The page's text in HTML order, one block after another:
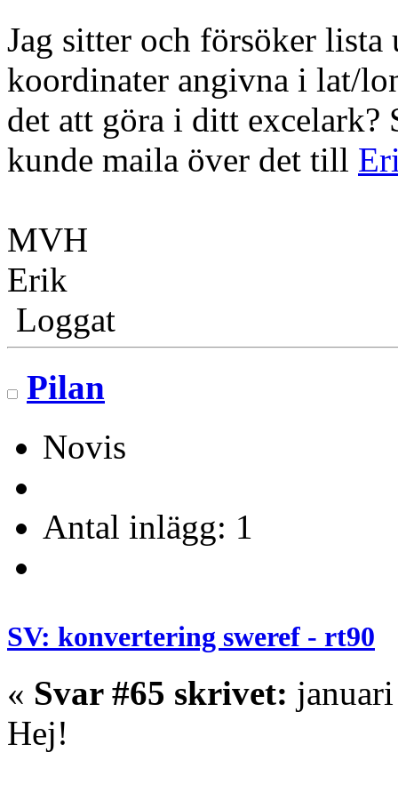
Jag sitter och försöker lista
koordinater angivna i lat/
det att göra i ditt excelark?
kunde maila över det till
MVH
Erik
Loggat
Pilan
Novis
Antal inlägg: 1
SV: konvertering sweref - rt90
« Svar #65 skrivet:
Hej!